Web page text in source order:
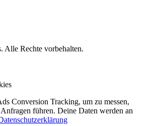
Alle Rechte vorbehalten.
Conversion Tracking, um zu messen,
führen. Deine Daten werden an